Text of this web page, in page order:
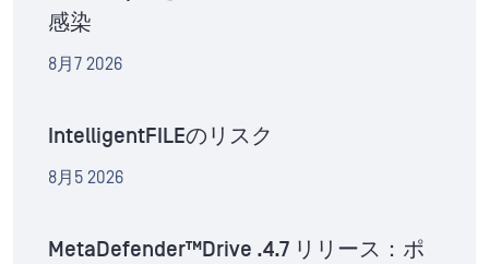
感染
8月7 2026
IntelligentFILEのリスク
8月5 2026
MetaDefender™Drive .4.7 リリース：ポ